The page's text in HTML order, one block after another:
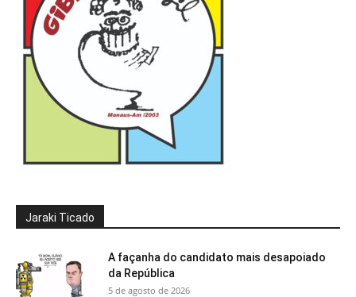
Jaraki Ticado
A façanha do candidato mais desapoiado
da República
5 de agosto de 2026